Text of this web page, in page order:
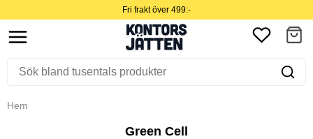
Fri frakt över 499:-
Hem
Green Cell